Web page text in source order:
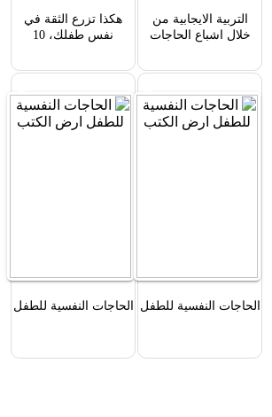
التربية الايجابية من
خلال اشباع الحاجات
هكذا تزرع الثقة في
نفس طفلك، 10
الحاجات النفسية للطفل الحاجات النفسية للطفل